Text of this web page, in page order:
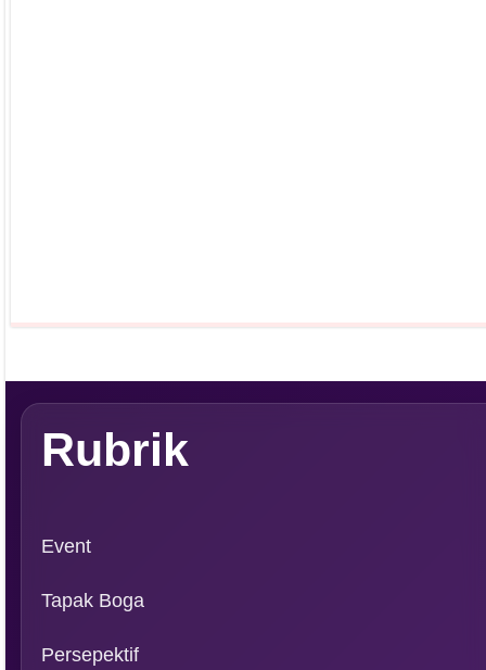
Rubrik
Event
Tapak Boga
Persepektif